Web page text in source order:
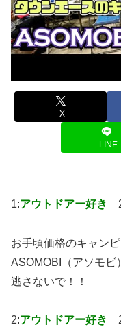
X
LINE
1:アウトドアー好き
お手頃価格のキャン
ASOMOBI（アソモビ
逃さないで！！
2:アウトドアー好き